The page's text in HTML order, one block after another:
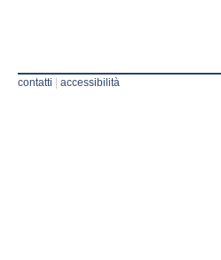
contatti accessibilità